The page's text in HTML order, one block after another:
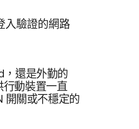
入​驗證​的​網路​
，​還是​外勤​的​
行動​裝置​一直​
開關​或​不​穩定​的​